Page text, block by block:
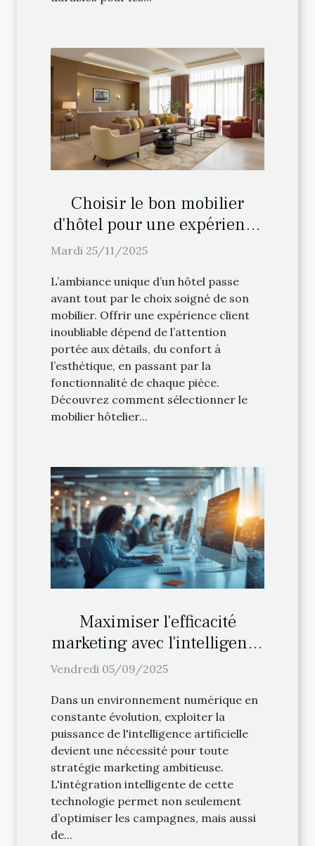
Choisir le bon mobilier
d'hôtel pour une expérience
client inoubliable
Mardi 25/11/2025
L’ambiance unique d’un hôtel passe
avant tout par le choix soigné de son
mobilier. Offrir une expérience client
inoubliable dépend de l’attention
portée aux détails, du confort à
l’esthétique, en passant par la
fonctionnalité de chaque pièce.
Découvrez comment sélectionner le
mobilier hôtelier...
Maximiser l'efficacité
marketing avec l'intelligence
artificielle
Vendredi 05/09/2025
Dans un environnement numérique en
constante évolution, exploiter la
puissance de l'intelligence artificielle
devient une nécessité pour toute
stratégie marketing ambitieuse.
L'intégration intelligente de cette
technologie permet non seulement
d’optimiser les campagnes, mais aussi
de...